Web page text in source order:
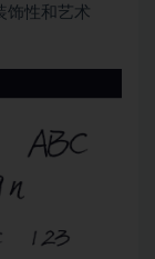
饰性和艺术